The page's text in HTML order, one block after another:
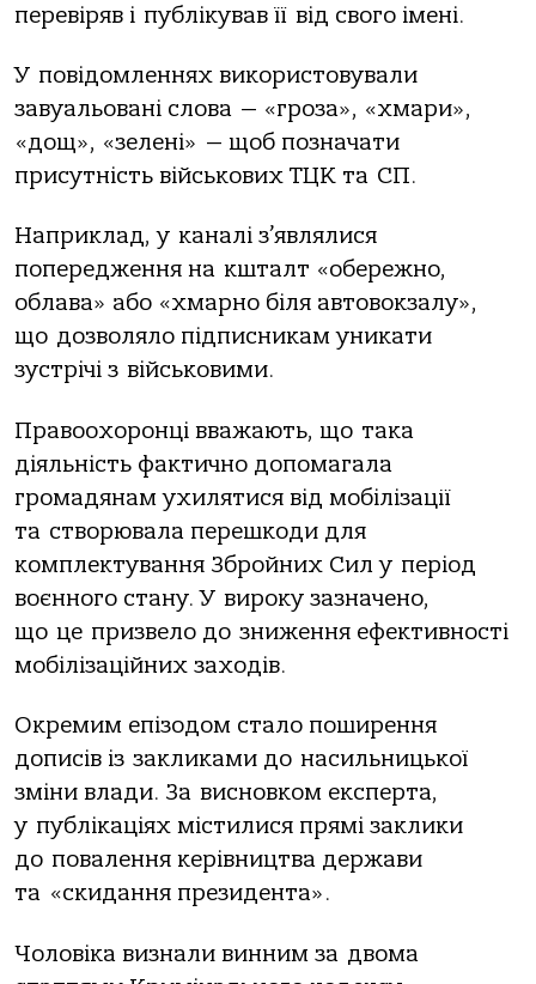
перевіряв і публікував її від свого імені.
У повідомленнях використовували
завуальовані слова — «гроза», «хмари»,
«дощ», «зелені» — щоб позначати
присутність військових ТЦК та СП.
Наприклад, у каналі з’являлися
попередження на кшталт «обережно,
облава» або «хмарно біля автовокзалу»,
що дозволяло підписникам уникати
зустрічі з військовими.
Правоохоронці вважають, що така
діяльність фактично допомагала
громадянам ухилятися від мобілізації
та створювала перешкоди для
комплектування Збройних Сил у період
воєнного стану. У вироку зазначено,
що це призвело до зниження ефективності
мобілізаційних заходів.
Окремим епізодом стало поширення
дописів із закликами до насильницької
зміни влади. За висновком експерта,
у публікаціях містилися прямі заклики
до повалення керівництва держави
та «скидання президента».
Чоловіка визнали винним за двома